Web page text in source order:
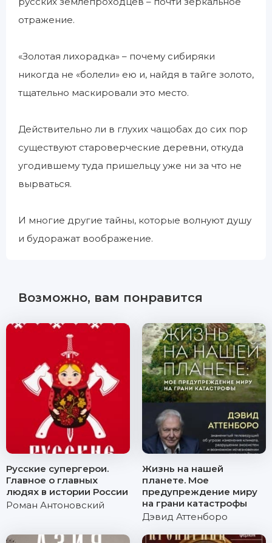
отражение.
«Золотая лихорадка» – почему сибиряки
никогда не «болели» ею и, найдя в тайге золото,
тщательно маскировали это место.
Действительно ли в глухих чащобах до сих пор
существуют староверческие деревни, откуда
угодившему туда пришельцу уже ни за что не
вырваться.
И многие другие тайны, которые волнуют душу
и будоражат воображение.
Возможно, вам понравится
Русские супергерои.
Главное о главных
людях в истории России
Роман Антоновский
Жизнь на нашей
планете. Мое
предупреждение миру
на грани катастрофы
Дэвид Аттенборо